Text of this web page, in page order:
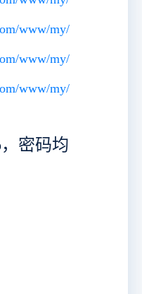
www/my/
www/my/
www/my/
密码均